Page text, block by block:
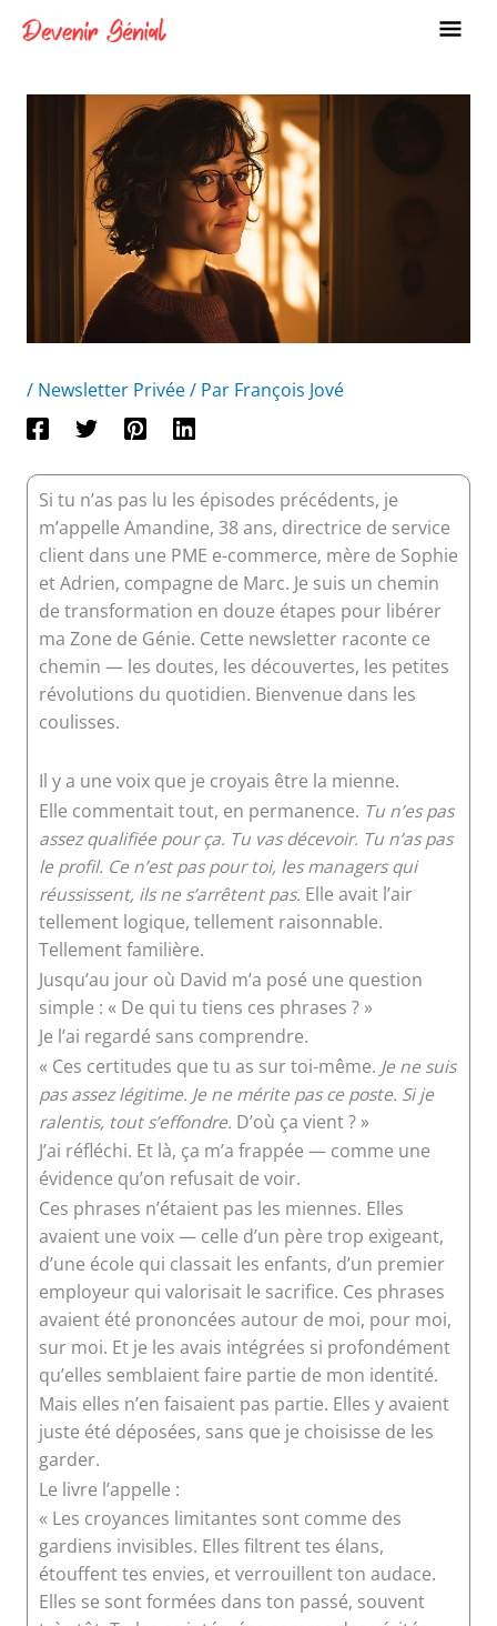
/ Newsletter Privée/ Par François Jové
Si tu n’as pas lu les épisodes précédents, je
m’appelle Amandine, 38 ans, directrice de service
client dans une PME e-commerce, mère de Sophie
et Adrien, compagne de Marc. Je suis un chemin
de transformation en douze étapes pour libérer
ma Zone de Génie. Cette newsletter raconte ce
chemin — les doutes, les découvertes, les petites
révolutions du quotidien. Bienvenue dans les
coulisses.
Il y a une voix que je croyais être la mienne.
Elle commentait tout, en permanence. Tu n’es pas
assez qualifiée pour ça. Tu vas décevoir. Tu n’as pas
le profil. Ce n’est pas pour toi, les managers qui
réussissent, ils ne s’arrêtent pas. Elle avait l’air
tellement logique, tellement raisonnable.
Tellement familière.
Jusqu’au jour où David m’a posé une question
simple : « De qui tu tiens ces phrases ? »
Je l’ai regardé sans comprendre.
« Ces certitudes que tu as sur toi-même. Je ne suis
pas assez légitime. Je ne mérite pas ce poste. Si je
ralentis, tout s’effondre. D’où ça vient ? »
J’ai réfléchi. Et là, ça m’a frappée — comme une
évidence qu’on refusait de voir.
Ces phrases n’étaient pas les miennes. Elles
avaient une voix — celle d’un père trop exigeant,
d’une école qui classait les enfants, d’un premier
employeur qui valorisait le sacrifice. Ces phrases
avaient été prononcées autour de moi, pour moi,
sur moi. Et je les avais intégrées si profondément
qu’elles semblaient faire partie de mon identité.
Mais elles n’en faisaient pas partie. Elles y avaient
juste été déposées, sans que je choisisse de les
garder.
Le livre l’appelle :
« Les croyances limitantes sont comme des
gardiens invisibles. Elles filtrent tes élans,
étouffent tes envies, et verrouillent ton audace.
Elles se sont formées dans ton passé, souvent